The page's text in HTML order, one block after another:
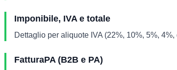
Imponibile, IVA e totale
Dettaglio per aliquote IVA (22%, 10%, 5%,
FatturaPA (B2B e PA)